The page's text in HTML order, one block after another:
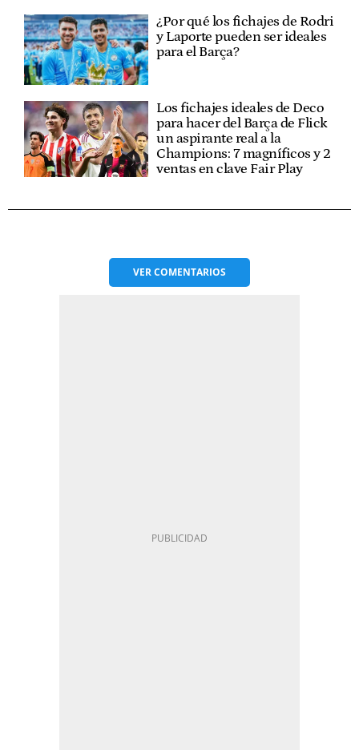
¿Por qué los fichajes de Rodri
y Laporte pueden ser ideales
para el Barça?
Los fichajes ideales de Deco
para hacer del Barça de Flick
un aspirante real a la
Champions: 7 magníficos y 2
ventas en clave Fair Play
VERCOMENTARIOS